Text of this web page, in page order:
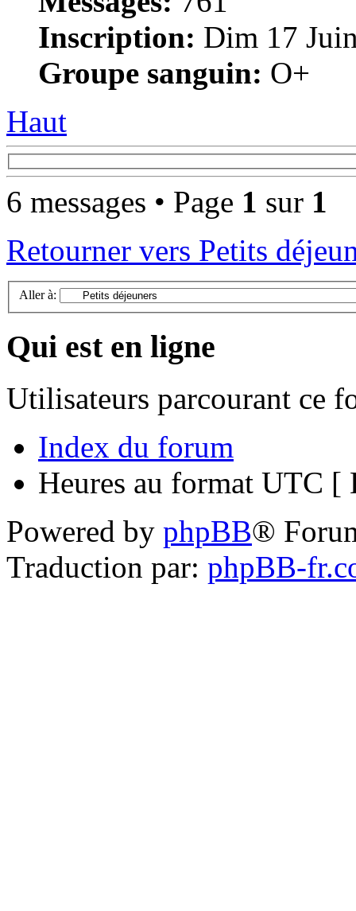
Inscription: Dim 17
Groupe sanguin: O+
Haut
6 messages • Page 1 sur 1
Retourner vers Petits
Aller à:
Qui est en ligne
Utilisateurs parcourant ce
Index du forum
Heures au format UTC [
Powered by phpBB®
Traduction par: phpBB-